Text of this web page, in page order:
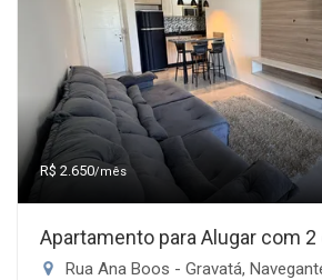
R$ 2.650/mês
Apartamento para Alugar com 2
Rua Ana Boos - Gravatá,